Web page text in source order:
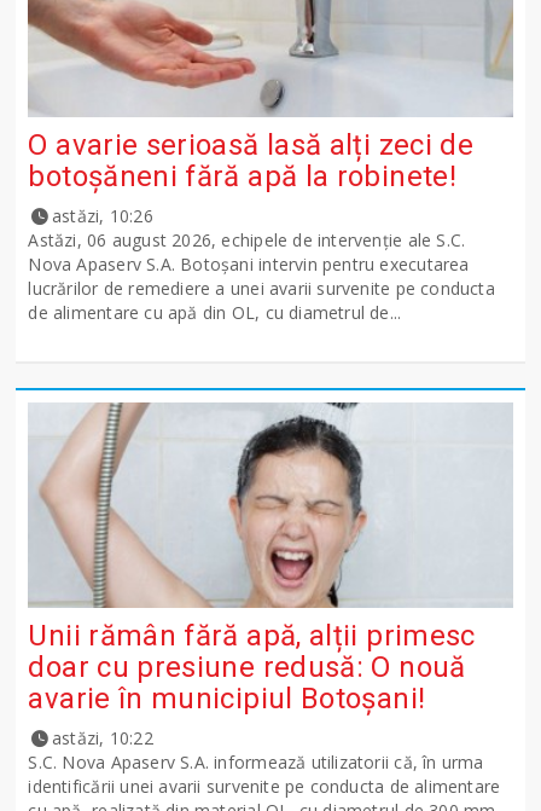
O avarie serioasă lasă alți zeci de
botoșăneni fără apă la robinete!
astăzi, 10:26
Astăzi, 06 august 2026, echipele de intervenție ale S.C.
Nova Apaserv S.A. Botoșani intervin pentru executarea
lucrărilor de remediere a unei avarii survenite pe conducta
de alimentare cu apă din OL, cu diametrul de...
Unii rămân fără apă, alții primesc
doar cu presiune redusă: O nouă
avarie în municipiul Botoșani!
astăzi, 10:22
S.C. Nova Apaserv S.A. informează utilizatorii că, în urma
identificării unei avarii survenite pe conducta de alimentare